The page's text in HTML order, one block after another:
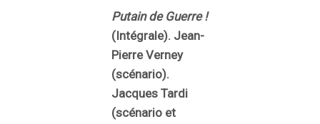
Putain de Guerre !
(Intégrale). Jean-
Pierre Verney
(scénario).
Jacques Tardi
(scénario et